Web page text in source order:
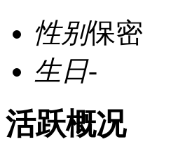
性别保密
生日-
活跃概况